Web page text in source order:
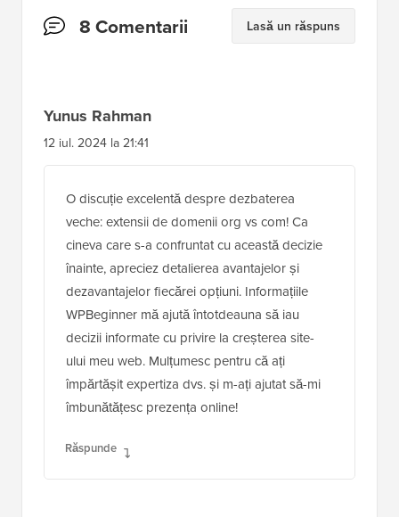
Interacțiuni
8 Comentarii Lasă un răspuns
Yunus Rahman
12 iul. 2024 la 21:41
O discuție excelentă despre dezbaterea
veche: extensii de domenii org vs com! Ca
cineva care s-a confruntat cu această decizie
înainte, apreciez detalierea avantajelor și
dezavantajelor fiecărei opțiuni. Informațiile
WPBeginner mă ajută întotdeauna să iau
decizii informate cu privire la creșterea site-
ului meu web. Mulțumesc pentru că ați
împărtășit expertiza dvs. și m-ați ajutat să-mi
îmbunătățesc prezența online!
Răspunde